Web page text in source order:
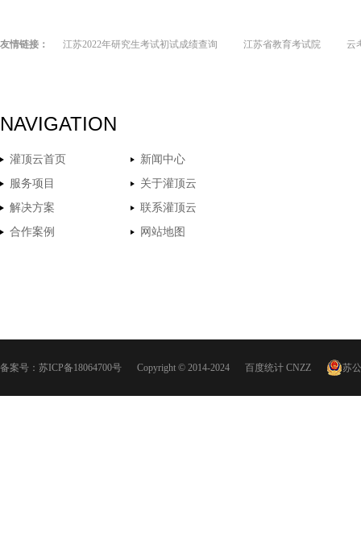
友情链接： 江苏2022年研究生考试初试成绩查询 江苏省教育考试院 云
NAVIGATION
灌顶云首页
新闻中心
服务项目
关于灌顶云
解决方案
联系灌顶云
合作案例
网站地图
备案号： 苏ICP备18064700号 Copyright © 2014-2024 百度统计 CNZZ 苏